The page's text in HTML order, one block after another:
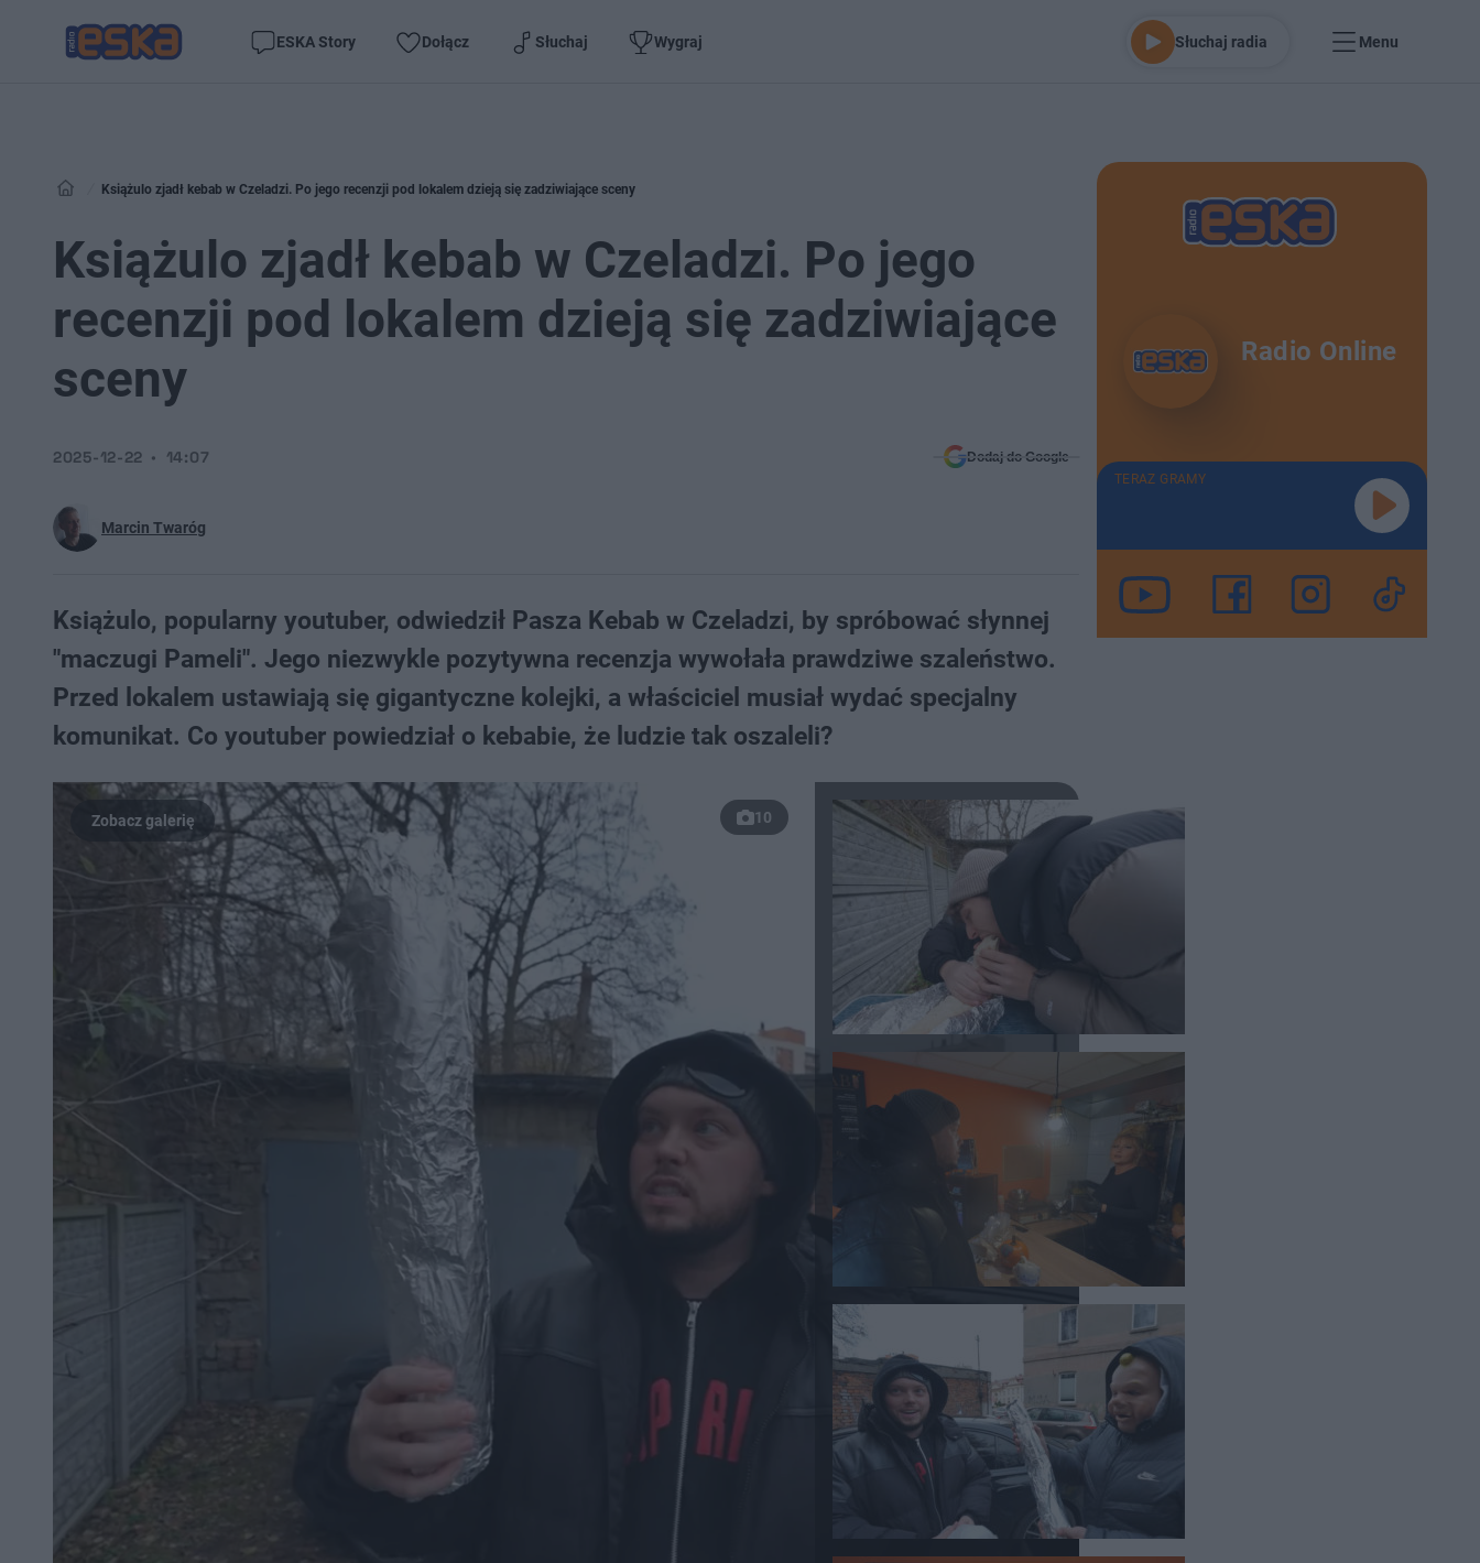
ESKA Story Dołącz Słuchaj Wygraj Słuchaj radia Menu
Książulo zjadł kebab w Czeladzi. Po jego recenzji pod lokalem dzieją się zadziwiające sceny
Książulo zjadł kebab w Czeladzi. Po jego
recenzji pod lokalem dzieją się zadziwiające
sceny
Marcin Twaróg
2025-12-22 14:07 Dodaj do Google
Książulo, popularny youtuber, odwiedził Pasza Kebab w Czeladzi, by spróbować słynnej
"maczugi Pameli". Jego niezwykle pozytywna recenzja wywołała prawdziwe szaleństwo.
Przed lokalem ustawiają się gigantyczne kolejki, a właściciel musiał wydać specjalny
komunikat. Co youtuber powiedział o kebabie, że ludzie tak oszaleli?
10
Radio Online
TERAZ GRAMY